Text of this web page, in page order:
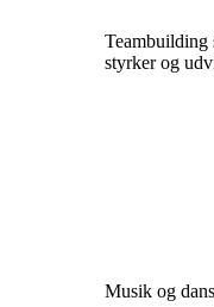
Teambuilding
styrker og
Musik og